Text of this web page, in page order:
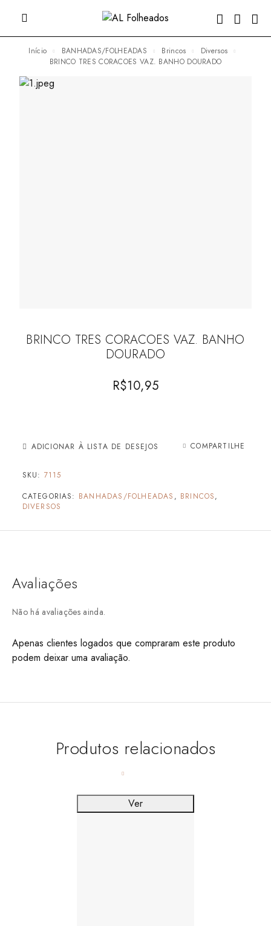
Início BANHADAS/FOLHEADAS Brincos
Diversos
BRINCO TRES CORACOES VAZ. BANHO DOURADO
BRINCO TRES CORACOES VAZ. BANHO
DOURADO
R$10,95
ADICIONAR À LISTA DE DESEJOS COMPARTILHE
SKU: 7115
CATEGORIAS: BANHADAS/FOLHEADAS , BRINCOS,
DIVERSOS
Avaliações
Não há avaliações ainda.
Apenas clientes logados que compraram este produto
podem deixar uma avaliação.
Produtos relacionados
Ver